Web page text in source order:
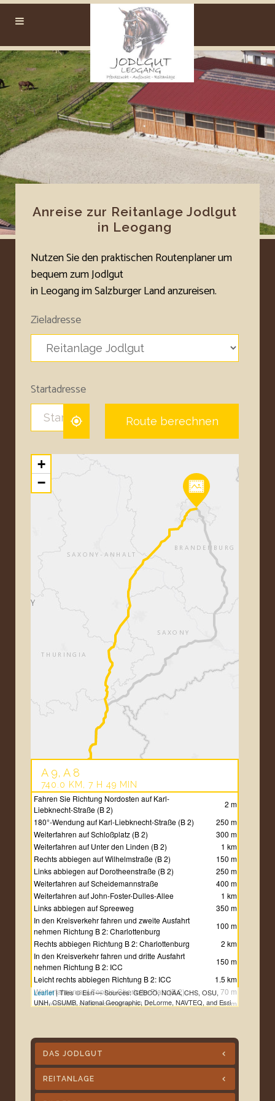
reiturlaub-leogang000
reiturlaub-leogang001
reiturlaub-leogang002
reiturlaub-leogang0021
reiturlaub-leogang003
reiturlaub-leogang004
reiturlaub-leogang005
reiturlaub-leogang006
Anreise zur Reitanlage Jodlgut
in Leogang
Nutzen Sie den praktischen Routenplaner um
bequem zum Jodlgut
in Leogang im Salzburger Land anzureisen.
Zieladresse
Startadresse
Route berechnen
+
−
A 9, A 8
740.0 KM, 7 H 49 MIN
Fahren Sie Richtung Nordosten auf Karl-
Liebknecht-Straße (B 2)
2 m
180°-Wendung auf Karl-Liebknecht-Straße (B 2)
250 m
Weiterfahren auf Schloßplatz (B 2)
300 m
Weiterfahren auf Unter den Linden (B 2)
1 km
Rechts abbiegen auf Wilhelmstraße (B 2)
150 m
Links abbiegen auf Dorotheenstraße (B 2)
250 m
Weiterfahren auf Scheidemannstraße
400 m
Weiterfahren auf John-Foster-Dulles-Allee
1 km
Links abbiegen auf Spreeweg
350 m
In den Kreisverkehr fahren und zweite Ausfahrt
nehmen Richtung B 2: Charlottenburg
100 m
Rechts abbiegen Richtung B 2: Charlottenburg
2 km
In den Kreisverkehr fahren und dritte Ausfahrt
nehmen Richtung B 2: ICC
150 m
Leicht rechts abbiegen Richtung B 2: ICC
1.5 km
Weiterfahren auf Sophie-Charlotte-Platz (B 2)
70 m
Weiterfahren auf Kaiserdamm (B 2)
1 km
Leicht links auffahren Richtung Dresden
400 m
Ausfahrt nehmen Richtung A 115: Magdeburg
600 m
Leicht links auffahren auf AVUS
10 km
Weiterfahren auf A 115
15 km
Weiterfahren in Richtung A 10: Hannover
900 m
Leaflet| Tiles © Esri — Sources: GEBCO, NOAA, CHS, OSU,
UNH, CSUMB, National Geographic, DeLorme, NAVTEQ, and Esri
DAS JODLGUT
REITANLAGE